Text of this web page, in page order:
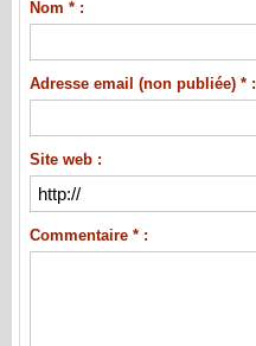
Nom * :
Adresse email (non publiée) * :
Site web :
Commentaire * :